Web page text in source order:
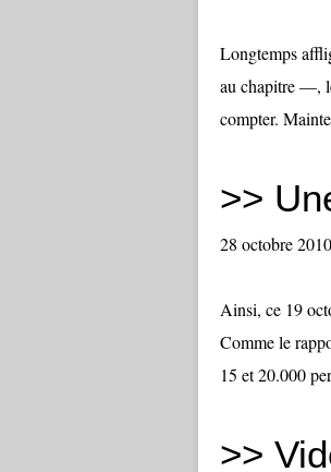
Longtemps
au chapitre —,
compter.
>>
28 octobre
Ainsi, ce 19
Comme le
15 et 20.000
>>